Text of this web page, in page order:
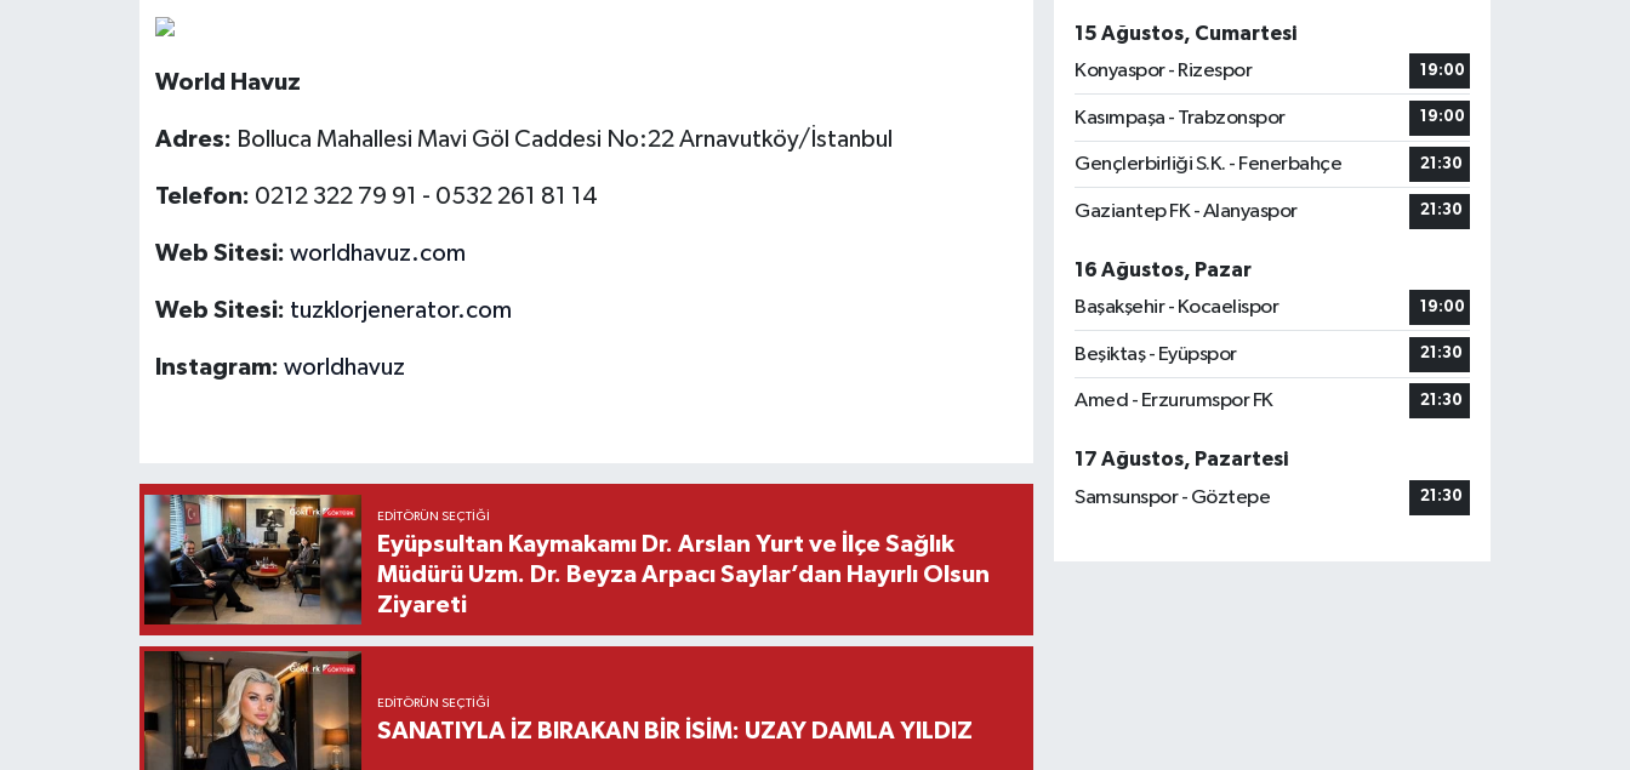
World Havuz
Adres: Bolluca Mahallesi Mavi Göl Caddesi No:22 Arnavutköy/İstanbul
Telefon: 0212 322 79 91 - 0532 261 81 14
Web Sitesi: worldhavuz.com
Web Sitesi: tuzklorjenerator.com
Instagram: worldhavuz
EDITÖRÜN SEÇTIĞI
Eyüpsultan Kaymakamı Dr. Arslan Yurt ve İlçe Sağlık
Müdürü Uzm. Dr. Beyza Arpacı Saylar’dan Hayırlı Olsun
Ziyareti
EDITÖRÜN SEÇTIĞI
SANATIYLA İZ BIRAKAN BİR İSİM: UZAY DAMLA YILDIZ
15 Ağustos, Cumartesi
Konyaspor - Rizespor
19:00
Kasımpaşa - Trabzonspor 19:00
Gençlerbirliği S.K. - Fenerbahçe 21:30
Gaziantep FK - Alanyaspor 21:30
16 Ağustos, Pazar
Başakşehir - Kocaelispor
19:00
Beşiktaş - Eyüpspor 21:30
Amed - Erzurumspor FK 21:30
17 Ağustos, Pazartesi
Samsunspor - Göztepe
21:30